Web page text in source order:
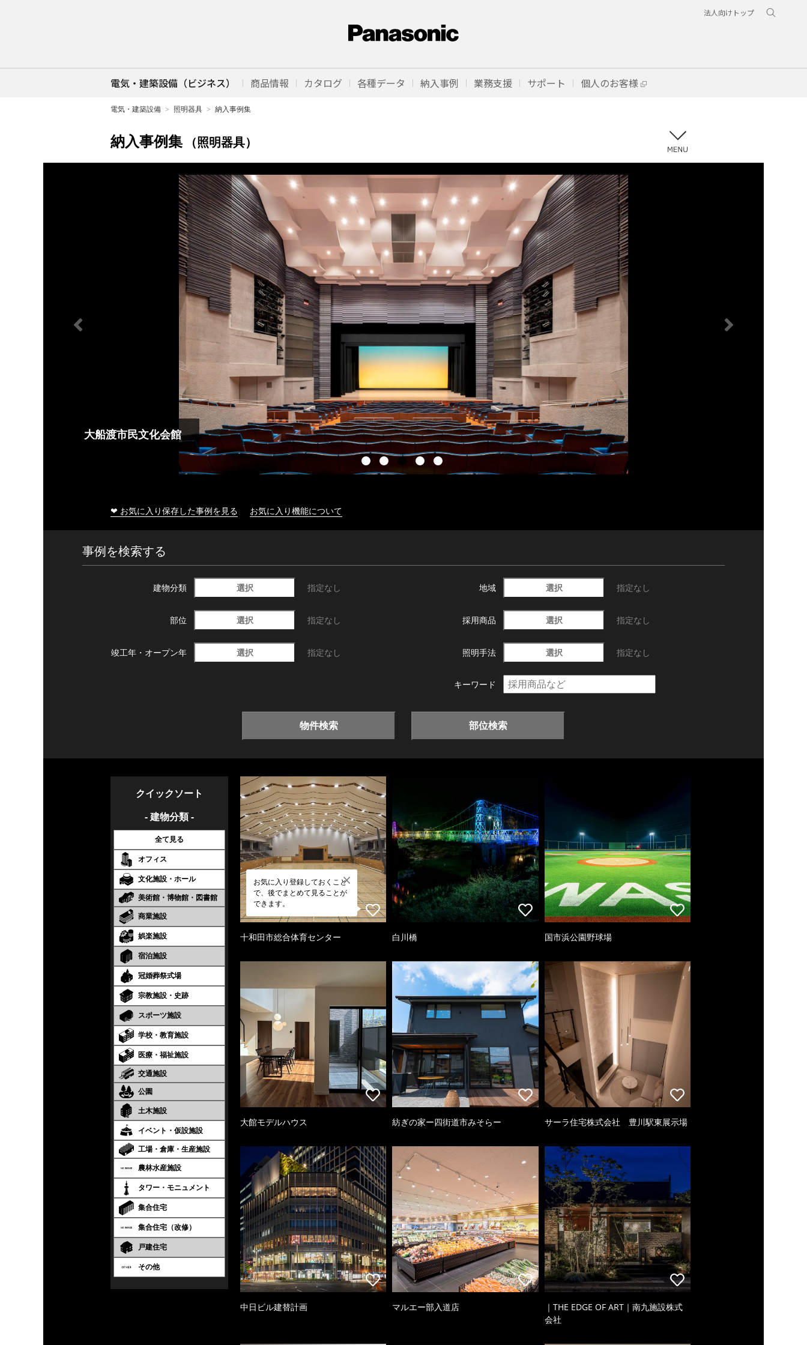
法人向けトップ
電気・建築設備（ビジネス） 商品情報 カタログ 各種データ 納入事例 業務支援 サポート 個人のお客様
電気・建築設備 照明器具 納入事例集
納入事例集 （照明器具）
大船渡市民文化会館
❤ お気に入り保存した事例を見る お気に入り機能について
事例を検索する
建物分類 選択 指定なし 地域 選択 指定なし
部位 選択 指定なし 採用商品 選択 指定なし
竣工年・ オープン年 選択 指定なし 照明手法 選択 指定なし
キーワード
物件検索 部位検索
クイックソート
- 建物分類 -
全て見る
オフィス
文化施設・ホール
美術館・博物館・図書館
商業施設
娯楽施設
宿泊施設
冠婚葬祭式場
宗教施設・史跡
スポーツ施設
学校・教育施設
医療・福祉施設
交通施設
公園
土木施設
イベント・仮設施設
工場・倉庫・生産施設
農林水産施設
タワー・モニュメント
集合住宅
集合住宅（改修）
戸建住宅
その他
お気に入り登録しておくこと
で、後でまとめて見ることが
できます。
十和田市総合体育センター 白川橋 国市浜公園野球場
大館モデルハウス 紡ぎの家ー四街道市みそらー サーラ住宅株式会社 豊川駅東展示場
中日ビル建替計画 マルエー部入道店
｜THE EDGE OF ART｜南九施設株式
会社